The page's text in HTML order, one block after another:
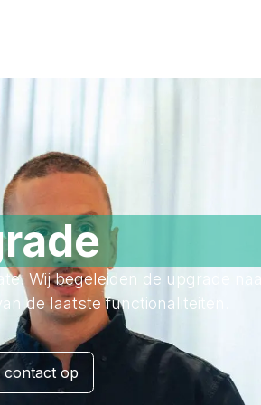
Wij begeleiden de upgrade naar
de laatste functionaliteiten.
contact op